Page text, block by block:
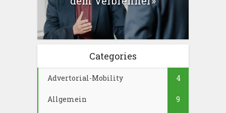
Categories
Advertorial-Mobility 4
Allgemein 9